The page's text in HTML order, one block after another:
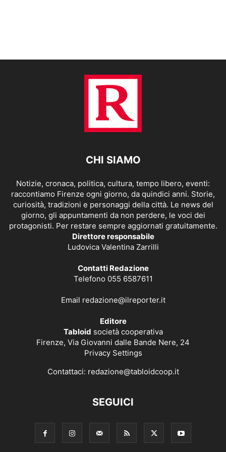
CHI SIAMO
Notizie, cronaca, politica, cultura, tempo libero, eventi:
raccontiamo Firenze ogni giorno, da quindici anni. Storie,
curiosità, tradizioni e personaggi della città. Le news del
giorno, gli appuntamenti da non perdere, le voci dei
protagonisti. Per restare sempre aggiornati gratuitamente.
Direttore responsabile
Ludovica Valentina Zarrilli
Contatti Redazione
Telefono 055 6587611
Email redazione@ilreporter.it
Editore
Tabloid società cooperativa
Firenze, Via Giovanni dalle Bande Nere, 24
Privacy Settings
Contattaci: redazione@tabloidcoop.it
SEGUICI